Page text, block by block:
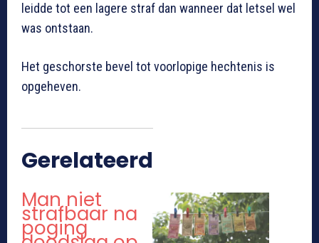
leidde tot een lagere straf dan wanneer dat letsel wel
was ontstaan.
Het geschorste bevel tot voorlopige hechtenis is
opgeheven.
Gerelateerd
Man niet
strafbaar na
poging